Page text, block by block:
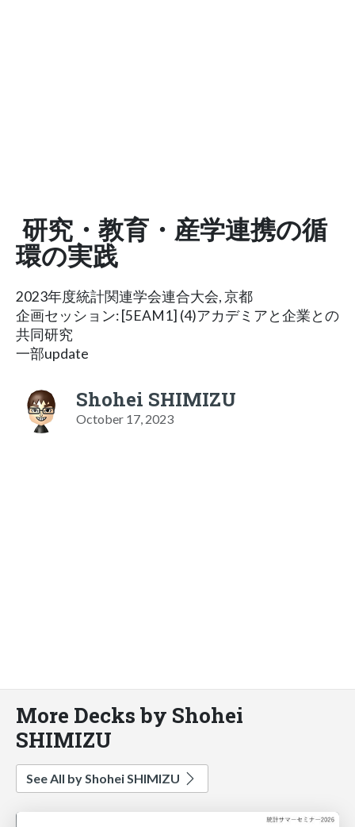
研究・教育・産学連携の循
環の実践
2023年度統計関連学会連合大会, 京都
企画セッション: [5EAM1] (4)アカデミアと企業との
共同研究
一部update
Shohei SHIMIZU
October 17, 2023
More Decks by Shohei
SHIMIZU
See All by Shohei SHIMIZU